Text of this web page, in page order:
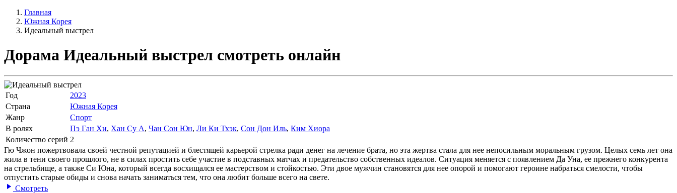
Главная
Южная Корея
Идеальный выстрел
Дорама Идеальный выстрел смотреть онлайн
Год
2023
Страна
Южная Корея
Жанр
Спорт
В ролях
Пэ Ган Хи, Хан Су А, Чан Сон Юн, Ли Ки Тхэк, Сон Дон Иль, Ким Хиора
Количество серий 2
Гю Чжон пожертвовала своей честной репутацией и блестящей карьерой стрелка ради денег на лечение брата, но эта жертва стала для нее непосильным моральным грузом. Целых семь лет она
жила в тени своего прошлого, не в силах простить себе участие в подставных матчах и предательство собственных идеалов. Ситуация меняется с появлением Да Уна, ее прежнего конкурента
на стрельбище, а также Си Юна, который всегда восхищался ее мастерством и стойкостью. Эти двое мужчин становятся для нее опорой и помогают героине набраться смелости, чтобы
отпустить старые обиды и снова начать заниматься тем, что она любит больше всего на свете.
Смотреть